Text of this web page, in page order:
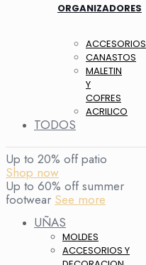
ORGANIZADORES
ACCESORIOS
CANASTOS
MALETIN
Y
COFRES
ACRILICO
TODOS
Up to 20% off patio
Shop now
Up to 60% off summer
footwear See more
UÑAS
MOLDES
ACCESORIOS Y